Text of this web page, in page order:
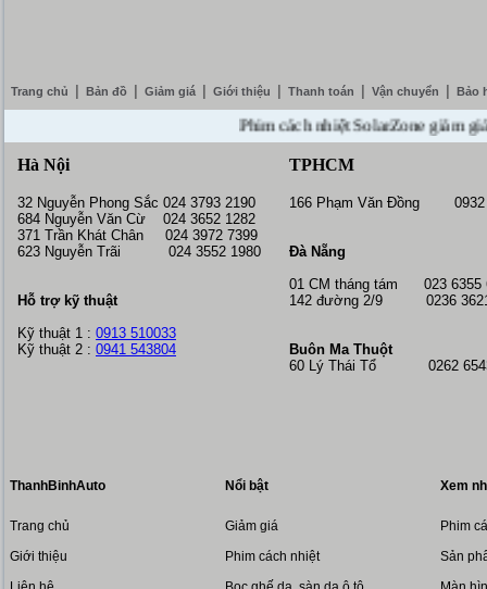
Trang chủ Bản đồ Giảm giá Giới thiệu Thanh toán Vận chuyển Bảo
Phim cách nhiệt SolarZone giảm giá
Hà Nội
32 Nguyễn Phong Sắc 024 3793 2190
684 Nguyễn Văn Cừ 024 3652 1282
371 Trần Khát Chân 024 3972 7399
623 Nguyễn Trãi 024 3552 1980
Hỗ trợ kỹ thuật
Kỹ thuật 1 : 0913 510033
Kỹ thuật 2 : 0941 543804
TPHCM
166 Phạm Văn Đồng 0932
Đà Nẵng
01 CM tháng tám 023 6355
142 đường 2/9 0236
Buôn Ma Thuột
60 Lý Thái Tổ 0262
ThanhBinhAuto
Trang chủ
Giới thiệu
Nổi bật
Giảm giá
Phim cách nhiệt
Xem
Phim
Sản